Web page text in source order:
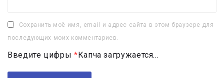
Сохранить моё имя, email и адрес сайта в этом браузере для
последующих моих комментариев.
Введите цифры * Капча загружается...